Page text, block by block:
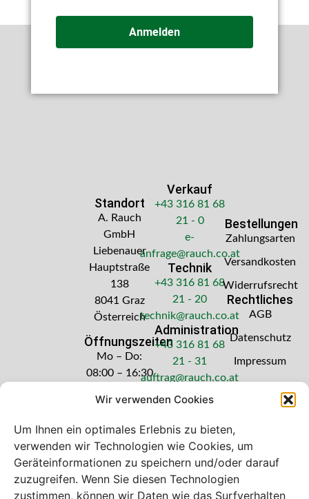
Wir verwenden Cookies
Um Ihnen ein optimales Erlebnis zu bieten,
verwenden wir Technologien wie Cookies, um
Geräteinformationen zu speichern und/oder darauf
zuzugreifen. Wenn Sie diesen Technologien
zustimmen, können wir Daten wie das Surfverhalten
Anmelden
Standort
A. Rauch
GmbH
Liebenauer
Hauptstraße
138
8041 Graz
Österreich
Öffnungszeiten
Mo – Do:
08:00 – 16:30
Freitag: 08:00
Verkauf
+43 316 81 68
21 - 0
e-
anfrage@rauch.co.at
Technik
+43 316 81 68
21 - 20
technik@rauch.co.at
Administration
+43 316 81 68
21 - 31
auftrag@rauch.co.at
Bestellungen
Zahlungsarten
Versandkosten
Widerrufsrecht
Rechtliches
AGB
Datenschutz
Impressum